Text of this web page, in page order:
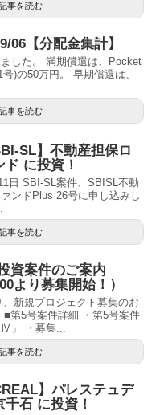
事を読む
06【分配金集計】
した。 満期償還は、Pocket
)の50万円。 早期償還は、
事を読む
SL】不動産担保ロ
に投資！
日 SBI-SL案件、SBISL不動
ンドPlus 26号に申し込みし
事を読む
資案件のご案内
より募集開始！）
新規プロジェクト募集のお
第5号案件詳細 ・第5号案件
Ⅳ」 ・募集...
事を読む
】パレステュデ
石 に投資！